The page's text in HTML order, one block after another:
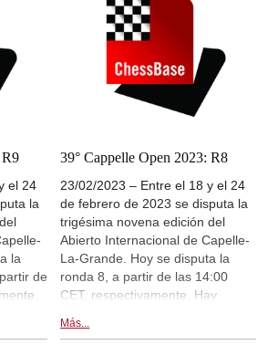
el 24
la
la
de
39° Cappelle Open 2023: R8
23/02/2023 – Entre el 18 y el 24
de febrero de 2023 se disputa la
trigésima novena edición del
Abierto Internacional de Capelle-
La-Grande. Hoy se disputa la
ronda 8, a partir de las 14:00
CET, respectivamente. Hay
partidas en live.chessbase.com y
Más...